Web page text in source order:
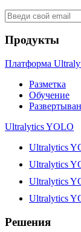
Продукты
Платформа
Разметка
Обучение
Ultralytics YOLO
Ultralytics
Ultralytics
Ultralytics
Ultralytics
Решения